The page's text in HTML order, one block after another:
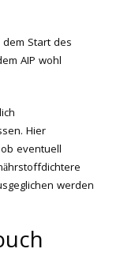
Start des
AIP wohl
Hier
eventuell
werden